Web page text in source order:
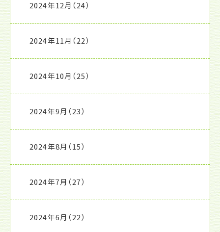
2024年12月 （24）
2024年11月 （22）
2024年10月 （25）
2024年9月 （23）
2024年8月 （15）
2024年7月 （27）
2024年6月 （22）